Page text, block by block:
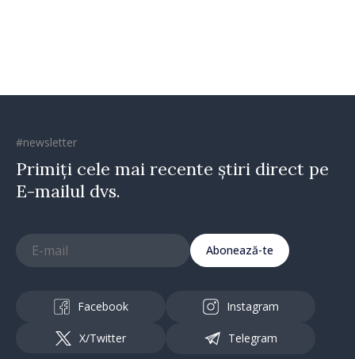
#newsletter
Primiți cele mai recente știri direct pe
E-mailul dvs.
Abonează-te
Facebook Instagram
X/Twitter Telegram